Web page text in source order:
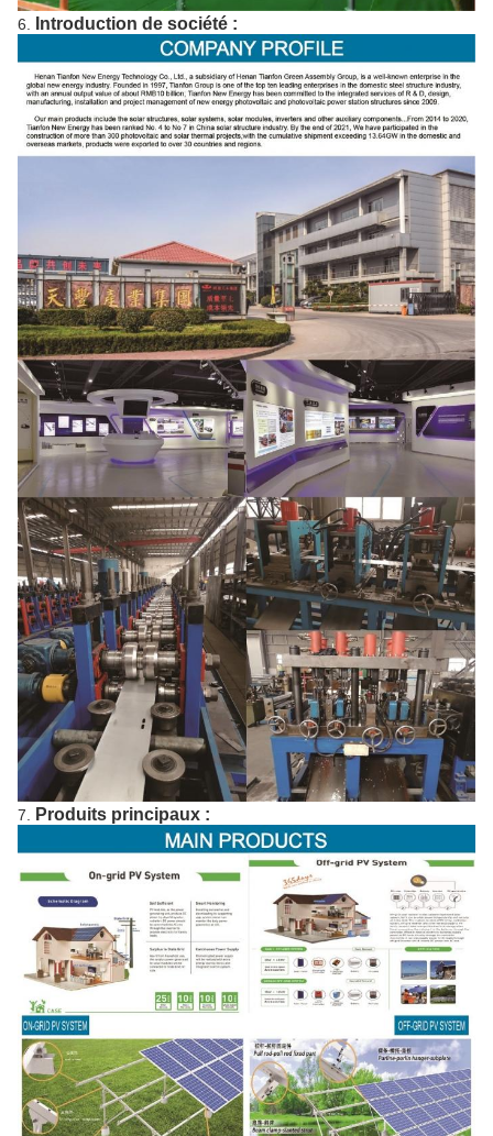
6. Introduction de société :
7. Produits principaux :